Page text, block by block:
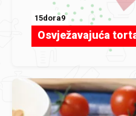
15dora9
Osvježavajuća